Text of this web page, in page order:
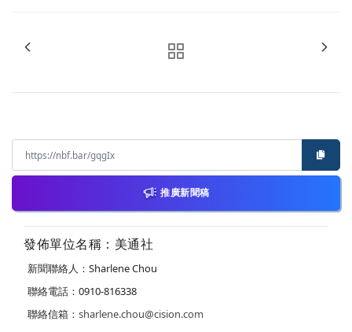
推廣新聞稿
發佈單位名稱：美通社
新聞聯絡人：Sharlene Chou
聯絡電話：0910-816338
聯絡信箱： sharlene.chou@cision.com